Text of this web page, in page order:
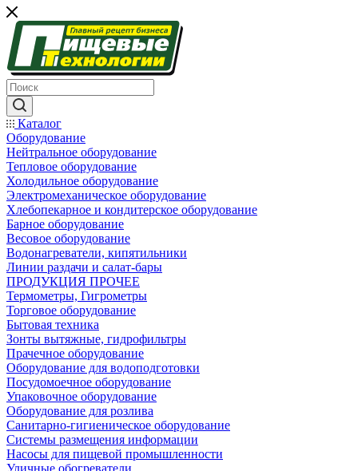
Каталог
Оборудование
Нейтральное оборудование
Тепловое оборудование
Холодильное оборудование
Электромеханическое оборудование
Хлебопекарное и кондитерское оборудование
Барное оборудование
Весовое оборудование
Водонагреватели, кипятильники
Линии раздачи и салат-бары
ПРОДУКЦИЯ ПРОЧЕЕ
Термометры, Гигрометры
Торговое оборудование
Бытовая техника
Зонты вытяжные, гидрофильтры
Прачечное оборудование
Оборудование для водоподготовки
Посудомоечное оборудование
Упаковочное оборудование
Оборудование для розлива
Санитарно-гигиеническое оборудование
Системы размещения информации
Насосы для пищевой промышленности
Уличные обогреватели